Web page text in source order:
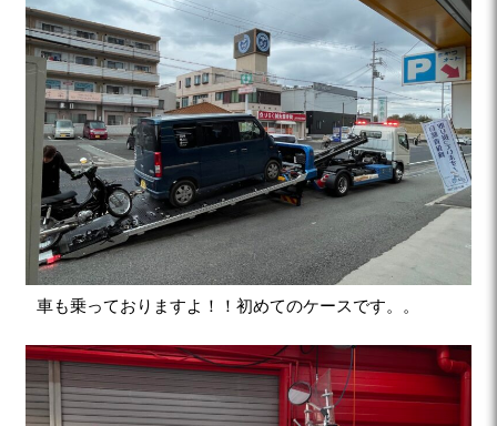
車も乗っておりますよ！！初めてのケースです。。